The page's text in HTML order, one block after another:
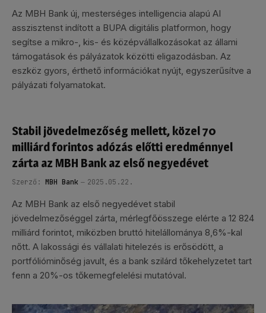
Az MBH Bank új, mesterséges intelligencia alapú AI
asszisztenst indított a BUPA digitális platformon, hogy
segítse a mikro-, kis- és középvállalkozásokat az állami
támogatások és pályázatok közötti eligazodásban. Az
eszköz gyors, érthető információkat nyújt, egyszerűsítve a
pályázati folyamatokat.
Stabil jövedelmezőség mellett, közel 70
milliárd forintos adózás előtti eredménnyel
zárta az MBH Bank az első negyedévet
Szerző: MBH Bank 2025.05.22.
Az MBH Bank az első negyedévet stabil
jövedelmezőséggel zárta, mérlegfőösszege elérte a 12 824
milliárd forintot, miközben bruttó hitelállománya 8,6%-kal
nőtt. A lakossági és vállalati hitelezés is erősödött, a
portfólióminőség javult, és a bank szilárd tőkehelyzetet tart
fenn a 20%-os tőkemegfelelési mutatóval.